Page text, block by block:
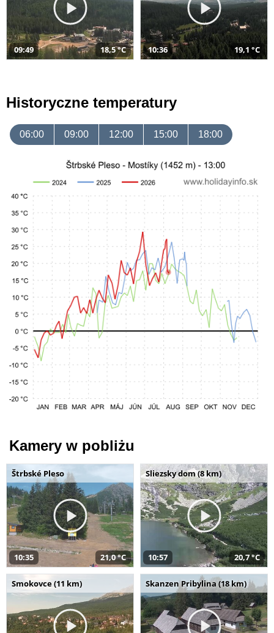
09:49 18,5 °C 10:36 19,1 °C
Historyczne temperatury
06:00 09:00 12:00 15:00 18:00
Kamery w pobliżu
Štrbské Pleso
10:35 21,0 °C
Sliezsky dom (8 km)
10:57 20,7 °C
Smokovce (11 km) Skanzen Pribylina (18 km)